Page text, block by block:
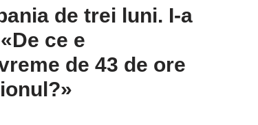
de trei luni. I-a
ce e
de 43 de ore